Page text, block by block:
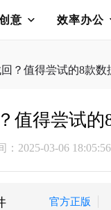
意 效率办公
？值得尝试的8款数
值得尝试
：2025-03-06 18:05:56
官方正版